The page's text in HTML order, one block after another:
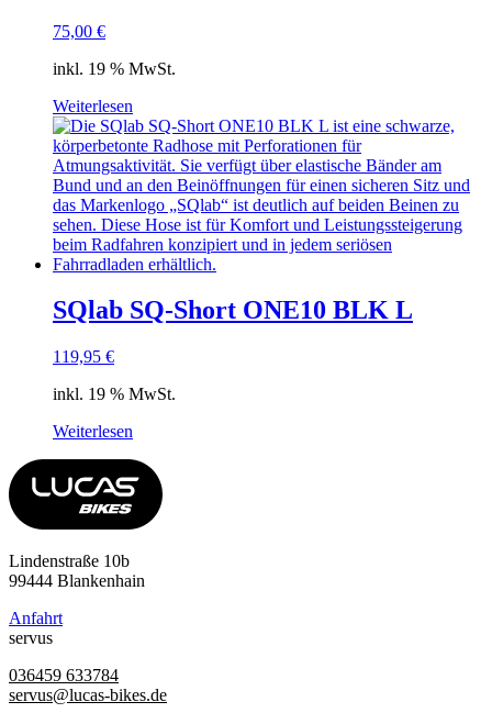
75,00 €
inkl. 19 % MwSt.
Weiterlesen
SQlab SQ-Short ONE10 BLK L
119,95 €
inkl. 19 % MwSt.
Weiterlesen
Lindenstraße 10b
99444 Blankenhain
Anfahrt
servus
036459 633784
servus@lucas-bikes.de